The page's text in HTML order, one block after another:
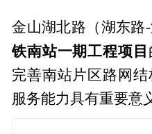
金山湖北路（湖东路
铁南站一期工程项目
完善南站片区路网
服务能力具有重要意